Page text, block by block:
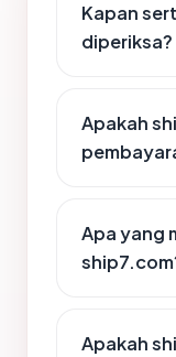
Kapan
diperiksa?
Apakah
Apa yang
Apakah